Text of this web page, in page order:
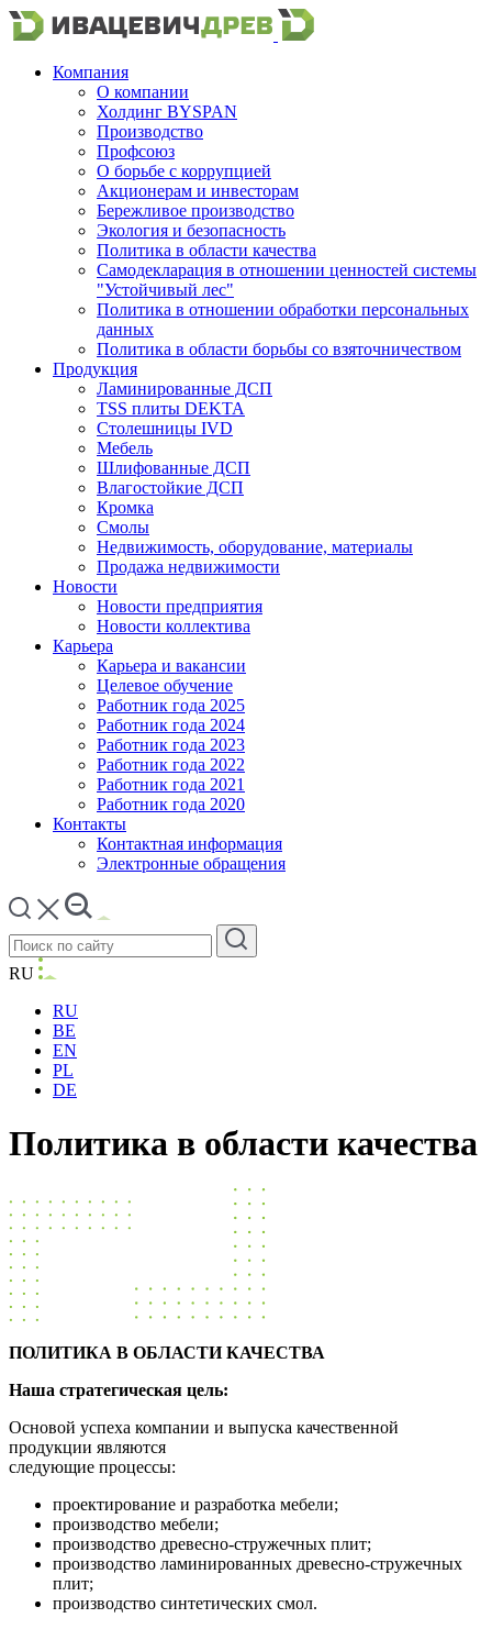
Компания
О компании
Холдинг BYSPAN
Производство
Профсоюз
О борьбе с коррупцией
Акционерам и инвесторам
Бережливое производство
Экология и безопасность
Политика в области качества
Самодекларация в отношении ценностей системы
"Устойчивый лес"
Политика в отношении обработки персональных
данных
Политика в области борьбы со взяточничеством
Продукция
Ламинированные ДСП
TSS плиты DEKTA
Столешницы IVD
Мебель
Шлифованные ДСП
Влагостойкие ДСП
Кромка
Смолы
Недвижимость, оборудование, материалы
Продажа недвижимости
Новости
Новости предприятия
Новости коллектива
Карьера
Карьера и вакансии
Целевое обучение
Работник года 2025
Работник года 2024
Работник года 2023
Работник года 2022
Работник года 2021
Работник года 2020
Контакты
Контактная информация
Электронные обращения
RU
RU
BE
EN
PL
DE
Политика в области качества
ПОЛИТИКА В ОБЛАСТИ КАЧЕСТВА
Наша стратегическая цель:
Основой успеха компании и выпуска качественной
продукции являются
следующие процессы:
проектирование и разработка мебели;
производство мебели;
производство древесно-стружечных плит;
производство ламинированных древесно-стружечных
плит;
производство синтетических смол.